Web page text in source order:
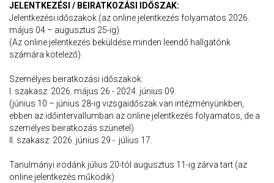
JELENTKEZÉSI / BEIRATKOZÁSI IDŐSZAK:
Jelentkezési időszakok (az online jelentkezés folyamatos 2026.
május 04 – augusztus 25-ig)
(Az online jelentkezés beküldése minden leendő hallgatónk
számára kötelező)
Személyes beiratkozási időszakok:
I. szakasz: 2026. május 26 - 2024. június 09.
(június 10 – június 28-ig vizsgaidőszak van intézményünkben,
ebben az időintervallumban az online jelentkezés folyamatos, de a
személyes beiratkozás szünetel)
II. szakasz: 2026. június 29 - július 17.
Tanulmányi irodánk július 20-tól augusztus 11-ig zárva tart (az
online jelentkezés működik)